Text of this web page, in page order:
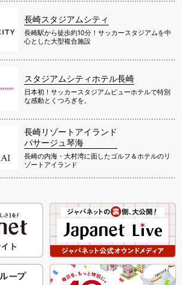
長崎スタジアムシティ
長崎駅から徒歩約10分！サッカースタジアムを中
心とした大型複合施設
スタジアムシティホテル長崎
日本初！サッカースタジアムビューホテルで特別
な感動とくつろぎを。
長崎リゾートアイランド
パサージュ琴海
長崎の内海・大村湾に面したゴルフ＆ホテルのリ
ゾートアイランド